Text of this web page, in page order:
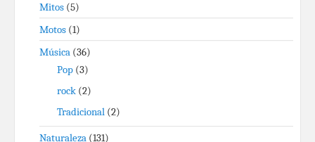
Mitos (5)
Motos (1)
Música (36)
Pop (3)
rock (2)
Tradicional (2)
Naturaleza (131)